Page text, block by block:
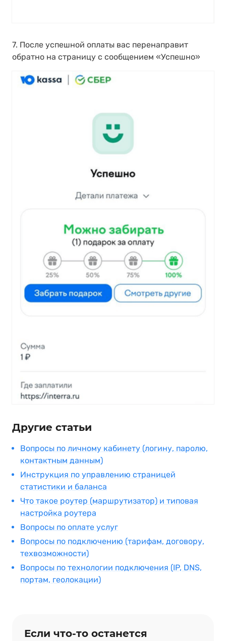
7. После успешной оплаты вас перенаправит
обратно на страницу с сообщением «Успешно»
Другие статьи
Вопросы по личному кабинету (логину, паролю,
контактным данным)
Инструкция по управлению страницей
статистики и баланса
Что такое роутер (маршрутизатор) и типовая
настройка роутера
Вопросы по оплате услуг
Вопросы по подключению (тарифам, договору,
техвозможности)
Вопросы по технологии подключения (IP, DNS,
портам, геолокации)
Если что‑то останется